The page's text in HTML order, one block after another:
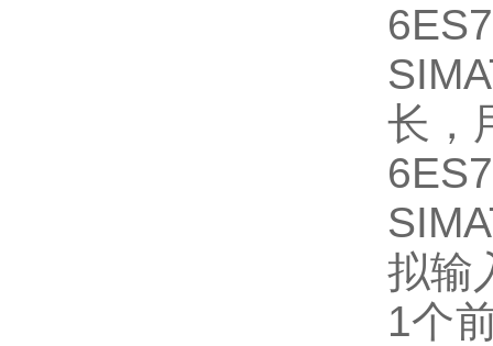
长，
拟输
1个